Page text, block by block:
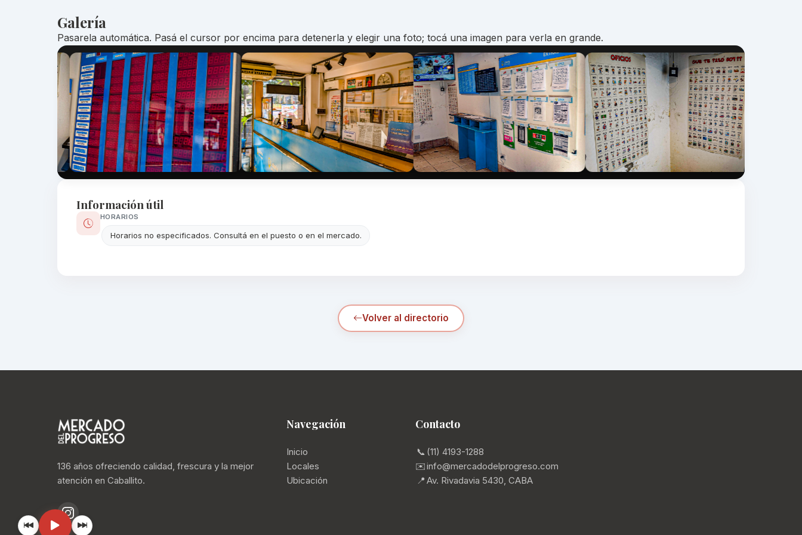
Galería
Pasarela automática. Pasá el cursor por encima para detenerla y elegir una foto; tocá una imagen para verla en grande.
Información útil
HORARIOS
Horarios no especificados. Consultá en el puesto o en el mercado.
Volver al directorio
136 años ofreciendo calidad, frescura y la mejor
atención en Caballito.
Navegación
Inicio
Locales
Ubicación
Contacto
📞 (11) 4193-1288
✉️info@mercadodelprogreso.com
📍 Av. Rivadavia 5430, CABA